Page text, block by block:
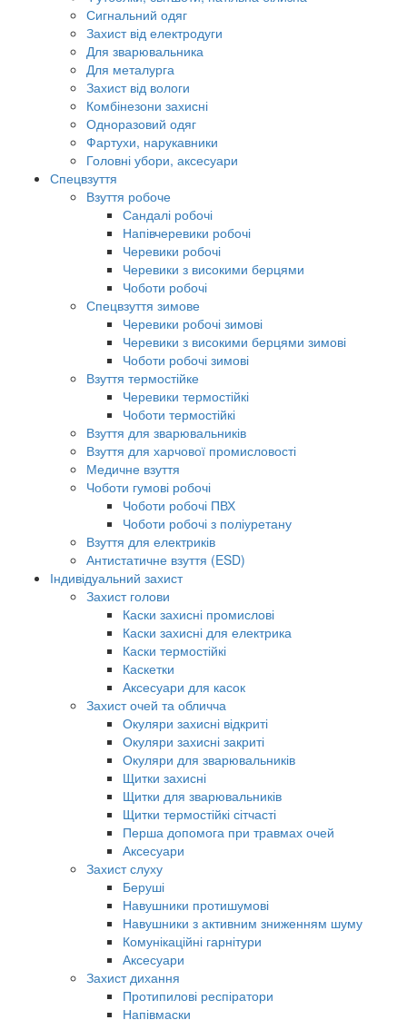
Сигнальний одяг
Захист від електродуги
Для зварювальника
Для металурга
Захист від вологи
Комбінезони захисні
Одноразовий одяг
Фартухи, нарукавники
Головні убори, аксесуари
Спецвзуття
Взуття робоче
Сандалі робочі
Напівчеревики робочі
Черевики робочі
Черевики з високими берцями
Чоботи робочі
Спецвзуття зимове
Черевики робочі зимові
Черевики з високими берцями зимові
Чоботи робочі зимові
Взуття термостійке
Черевики термостійкі
Чоботи термостійкі
Взуття для зварювальників
Взуття для харчової промисловості
Медичне взуття
Чоботи гумові робочі
Чоботи робочі ПВХ
Чоботи робочі з поліуретану
Взуття для електриків
Антистатичне взуття (ESD)
Індивідуальний захист
Захист голови
Каски захисні промислові
Каски захисні для електрика
Каски термостійкі
Каскетки
Аксесуари для касок
Захист очей та обличча
Окуляри захисні відкриті
Окуляри захисні закриті
Окуляри для зварювальників
Щитки захисні
Щитки для зварювальників
Щитки термостійкі сітчасті
Перша допомога при травмах очей
Аксесуари
Захист слуху
Беруші
Навушники протишумові
Навушники з активним зниженням шуму
Комунікаційні гарнітури
Аксесуари
Захист дихання
Протипилові респіратори
Напівмаски